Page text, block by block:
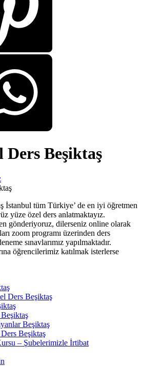
Beşiktaş
İstanbul tüm Türkiye’ de en iyi öğretmen
yüze özel ders anlatmaktayız.
gönderiyoruz, dilerseniz online olarak
zoom programı üzerinden ders
sınavlarımız yapılmaktadır.
öğrencilerimiz katılmak isterlerse
Ders Beşiktaş
Beşiktaş
Beşiktaş
– Şubelerimizle İrtibat